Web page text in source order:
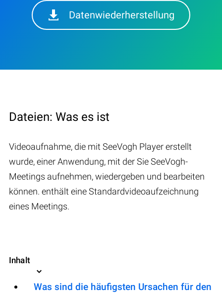
Datenwiederherstellung
Dateien: Was es ist
Videoaufnahme, die mit SeeVogh Player erstellt
wurde, einer Anwendung, mit der Sie SeeVogh-
Meetings aufnehmen, wiedergeben und bearbeiten
können. enthält eine Standardvideoaufzeichnung
eines Meetings.
Inhalt
Was sind die häufigsten Ursachen für den